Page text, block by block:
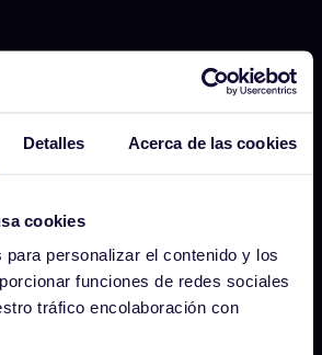
Detalles Acerca de las cookies
cookies
personalizar el contenido y los
funciones de redes sociales
tráfico encolaboración con
nuestros socios